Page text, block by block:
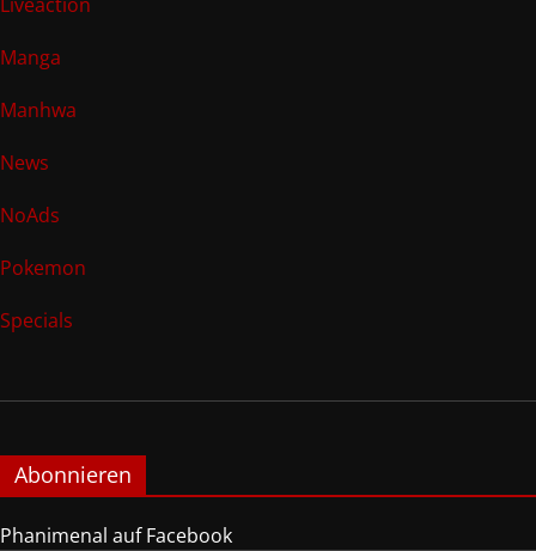
Manga
Manhwa
News
NoAds
Pokemon
Specials
Abonnieren
Phanimenal auf Facebook